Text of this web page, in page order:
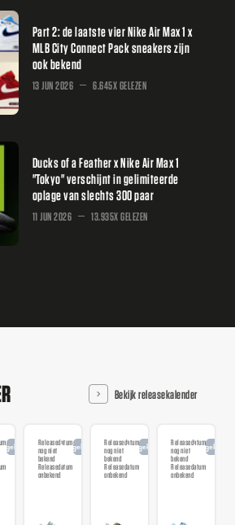
Part 2: de laatste vier Nike Air Max 1 x
MLB City Connect Pack sneakers zijn
ook bekend
13 JUN 2026 6.645X GELEZEN
Ducks of a Feather x Nike Air Max 1
"Tokyo" verschijnt in gelimiteerde
oplage van slechts 300 paar
11 JUN 2026 13.935X GELEZEN
Bekijk releasekalender
Releasedatum
nog niet
bekend
Releasedatum
onbekend
AangekondigdReleasedatum
nog niet
bekend
Releasedatum
onbekend
AangekondigdReleasedatum
nog niet
bekend
Releasedatum
onbekend